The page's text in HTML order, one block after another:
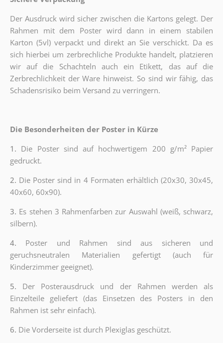
Der Ausdruck wird sicher zwischen die Kartons gelegt. Der
Rahmen mit dem Poster wird dann in einem stabilen
Karton (5vl) verpackt und direkt an Sie verschickt. Da es
sich hierbei um zerbrechliche Produkte handelt, platzieren
wir auf die Schachteln auch ein Etikett, das auf die
Zerbrechlichkeit der Ware hinweist. So sind wir fähig, das
Schadensrisiko beim Versand zu verringern.
Die Besonderheiten der Poster in Kürze
1. Die Poster sind auf hochwertigem 200 g/m² Papier
gedruckt.
2. Die Poster sind in 4 Formaten erhältlich (20x30, 30x45,
40x60, 60x90).
3. Es stehen 3 Rahmenfarben zur Auswahl (weiß, schwarz,
silbern).
4. Poster und Rahmen sind aus sicheren und
geruchsneutralen Materialien gefertigt (auch für
Kinderzimmer geeignet).
5. Der Posterausdruck und der Rahmen werden als
Einzelteile geliefert (das Einsetzen des Posters in den
Rahmen ist sehr einfach).
6. Die Vorderseite ist durch Plexiglas geschützt.